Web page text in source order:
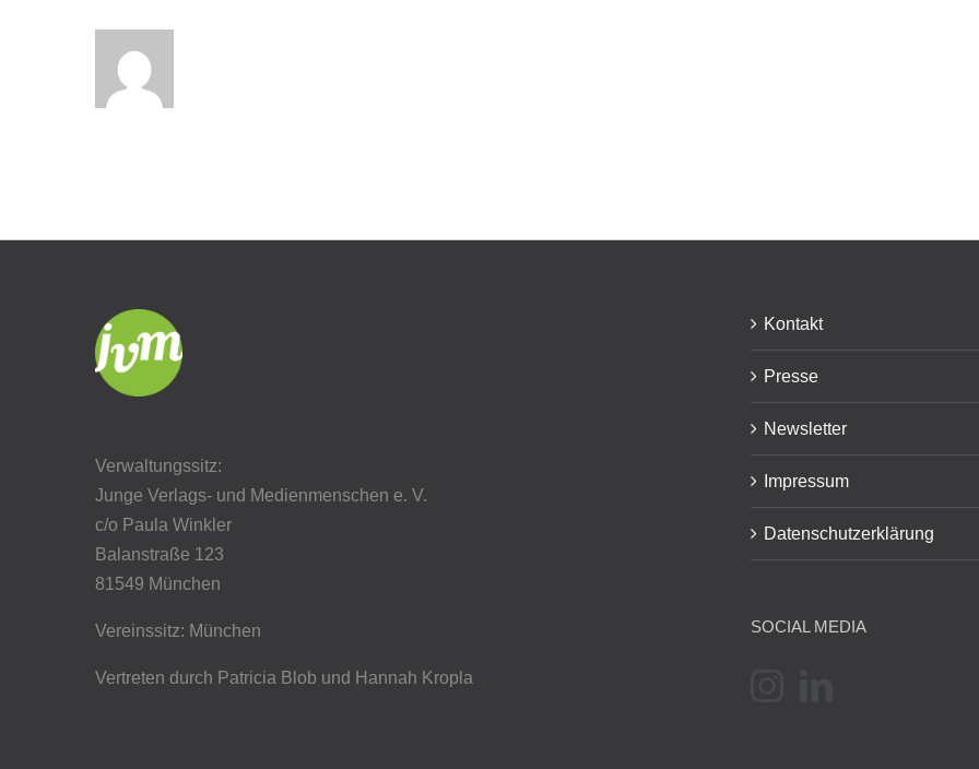
Verwaltungssitz:
Junge Verlags- und Medienmenschen e. V.
c/o Paula Winkler
Balanstraße 123
81549 München
Vereinssitz: München
Vertreten durch Patricia Blob und Hannah Kropla
Kontakt
Presse
Newsletter
Impressum
Datenschutzerklärung
SOCIAL MEDIA